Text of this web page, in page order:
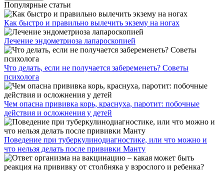
Популярные статьи
Как быстро и правильно вылечить экзему на ногах
Лечение эндометриоза лапароскопией
Что делать, если не получается забеременеть? Советы
психолога
Чем опасна прививка корь, краснуха, паротит: побочные
действия и осложнения у детей
Поведение при туберкулинодиагностике, или что можно и
что нельзя делать после прививки Манту